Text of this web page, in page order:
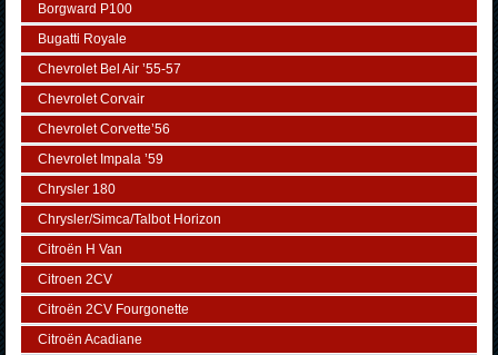
Borgward P100
Bugatti Royale
Chevrolet Bel Air ’55-57
Chevrolet Corvair
Chevrolet Corvette’56
Chevrolet Impala ’59
Chrysler 180
Chrysler/Simca/Talbot Horizon
Citroën H Van
Citroen 2CV
Citroën 2CV Fourgonette
Citroën Acadiane